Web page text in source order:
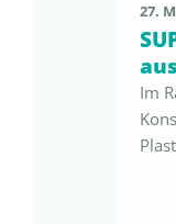
27.
Im